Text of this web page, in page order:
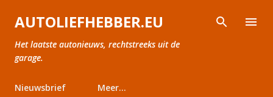
Doorgaan naar hoofdcontent
AUTOLIEFHEBBER.EU
Het laatste autonieuws, rechtstreeks uit de
garage.
Nieuwsbrief Meer…